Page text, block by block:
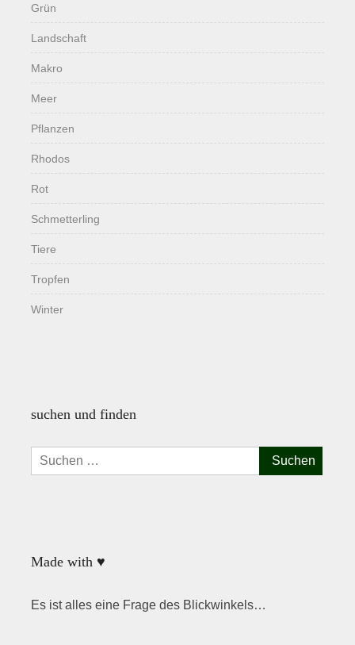
Grün
Landschaft
Makro
Meer
Pflanzen
Rhodos
Rot
Schmetterling
Tiere
Tropfen
Winter
suchen und finden
Suchen
nach:
Made with ♥
Es ist alles eine Frage des Blickwinkels…